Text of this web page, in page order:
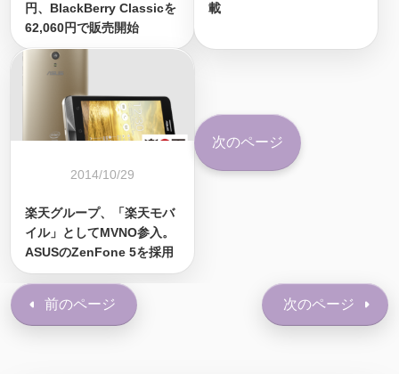
円、BlackBerry Classicを
62,060円で販売開始
載
2014/10/29
楽天グループ、「楽天モバ
イル」としてMVNO参入。
ASUSのZenFone 5を採用
次のページ
前のページ 次のページ